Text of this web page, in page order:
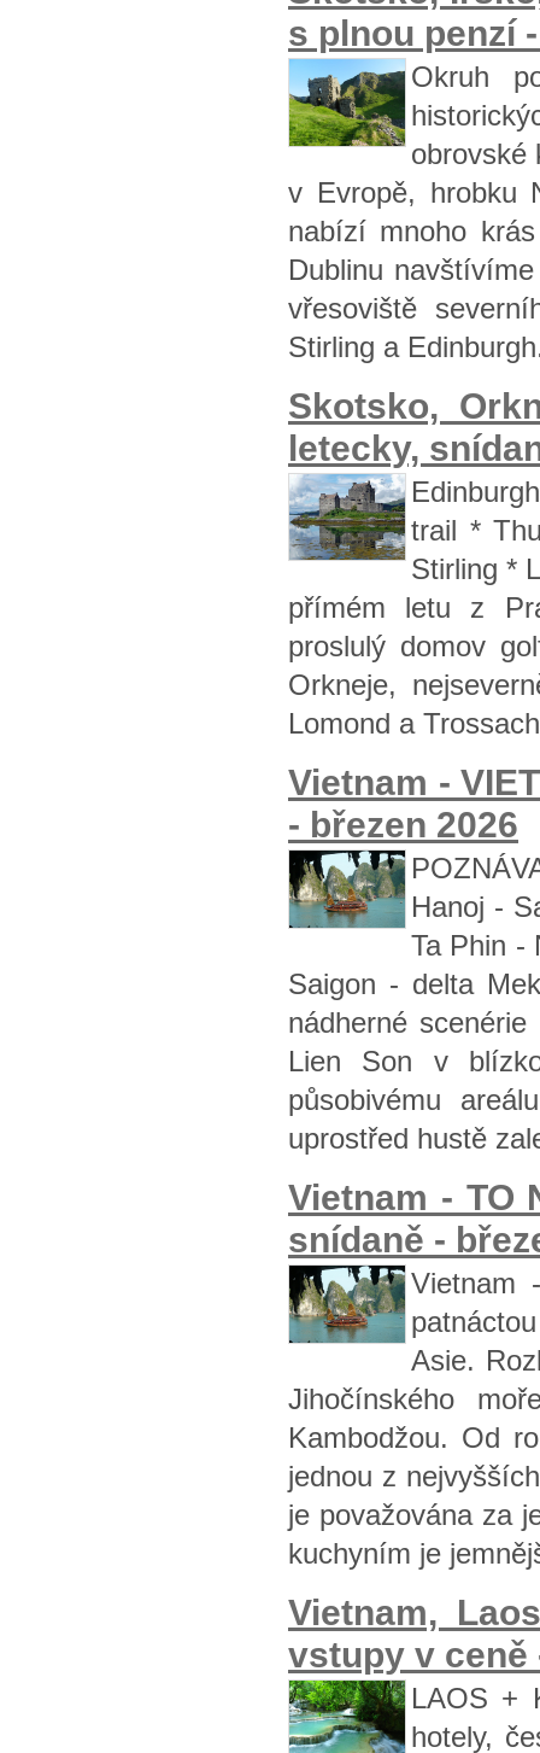
s plnou penzí
Okruh
obrovské
v Evropě, hrobku
nabízí mnoho
Dublinu
vřesoviště
Stirling a
Skotsko,
letecky,
trail *
Stirling *
přímém letu z
proslulý domov
Orkneje,
Lomond a
Vietnam -
- březen 2026
Hanoj -
Ta Phin -
Saigon - delta
nádherné
Lien Son v
působivému
uprostřed hustě
Vietnam - TO
snídaně -
Vietnam
Asie.
Jihočínského
Kambodžou. Od
jednou z
je považována za
kuchyním je
Vietnam,
vstupy v ceně
LAOS +
hotely,